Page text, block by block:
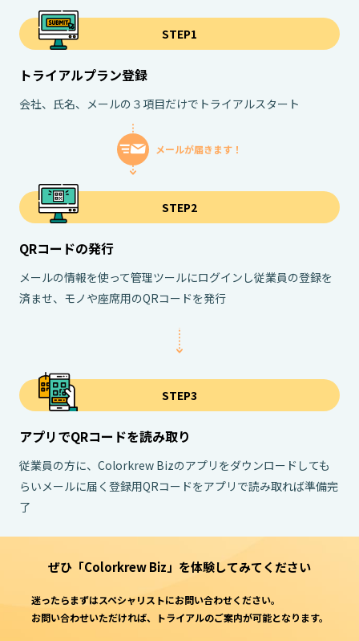
STEP1
トライアルプラン登録
会社、氏名、メールの３項目だけでトライアルスタート
メールが届きます！
STEP2
QRコードの発行
メールの情報を使って管理ツールにログインし従業員の登録を
済ませ、モノや座席用のQRコードを発行
STEP3
アプリでQRコードを読み取り
従業員の方に、Colorkrew Bizのアプリをダウンロードしても
らいメールに届く登録用QRコードをアプリで読み取れば準備完
了
ぜひ「Colorkrew Biz」を体験してみてください
迷ったらまずはスペシャリストにお問い合わせください。
お問い合わせいただければ、トライアルのご案内が可能となります。